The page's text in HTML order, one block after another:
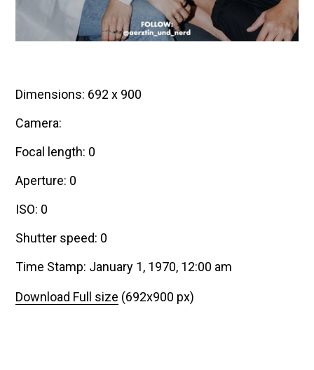
Dimensions: 692 x 900
Camera:
Focal length: 0
Aperture: 0
ISO: 0
Shutter speed: 0
Time Stamp: January 1, 1970, 12:00 am
Download Full size (692x900 px)